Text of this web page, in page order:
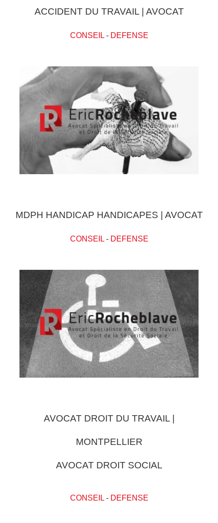
ACCIDENT DU TRAVAIL | AVOCAT
CONSEIL- DEFENSE
MDPH HANDICAP HANDICAPES | AVOCAT
CONSEIL- DEFENSE
AVOCAT DROIT DU TRAVAIL |
MONTPELLIER
AVOCAT DROIT SOCIAL
CONSEIL- DEFENSE